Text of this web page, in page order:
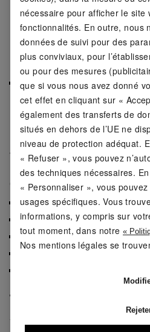
assure une protection
froid, tout en évitant les
Praticité et sécurité
personnels
Grâce à sespoches
la poitrine
, vous pouvez
sécurité et à portée de main.
Matière
100 % polyester (recyclé)
Conseils d'entretien
laver à max. 40 °C
ne pas blanchir
ne pas sécher en machine
ne pas repasser
Tailles
S (44/46) - XL (56/58)
nécessaire pour afficher le site
fonctionnalités. En outre, nous
données de suivi pour des
plus conviviaux, pour
ou pour des mesures
que si vous nous avez donné
cet effet en cliquant sur «
également des transferts de
situés en dehors de l’UE ne
niveau de protection adéquat.
« Refuser », vous pouvez
des techniques nécessaires.
« Personnaliser », vous
usages spécifiques. Vous
informations, y compris sur
tout moment, dans notre«
Nos mentions légales se